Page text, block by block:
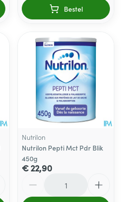
Bestel
Nutrilon
Nutrilon Pepti Mct Pdr Blik
450g
€ 22,90